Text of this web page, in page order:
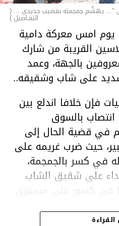
"... يهشّم جمجمته بقضيب حديدي ... (
التفـاصيل )
امس معركة دامية
القريبة من شارك
بالجهة، وعمد
على شاب وشقيقه..
فإن خلافا اندلع بين
بالسوق
في قضية الحال إلى
حيث ضرب غريمه على
في كسر بالجمجمة،
على شقيق الشاب
في كسور على مستوى
الأمن الوطني بحي